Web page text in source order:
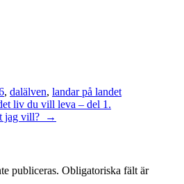
, dalälven, landar på landet
liv du vill leva – del 1.
jag vill?
→
publiceras. Obligatoriska fält är